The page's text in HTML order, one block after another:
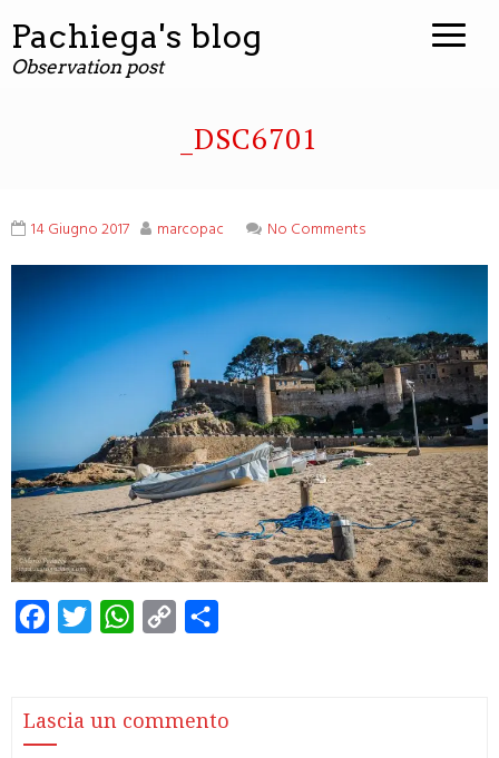
contenuto
Pachiega's blog
Observation post
_DSC6701
14 Giugno 2017 marcopac No Comments
Facebook
Twitter WhatsApp
Copy
Lascia un commento